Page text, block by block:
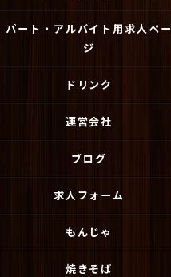
パート・アルバイト用求人ペー
ジ
ドリンク
運営会社
ブログ
求人フォーム
もんじゃ
焼きそば